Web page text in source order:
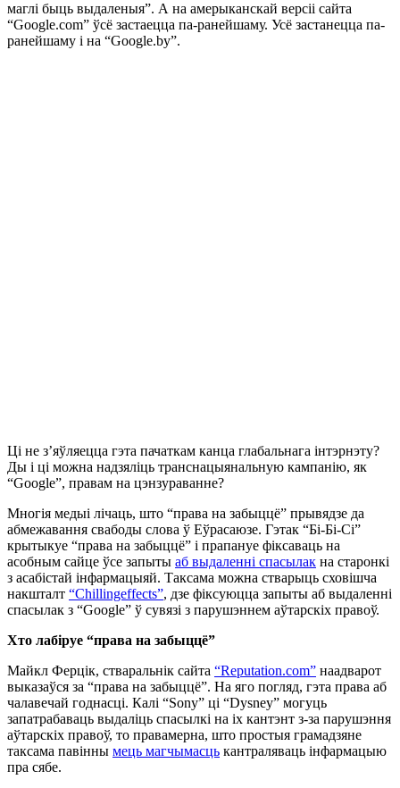
маглі быць выдаленыя”. А на амерыканскай версіі сайта
“Google.com” ўсё застаецца па-ранейшаму. Усё застанецца па-
ранейшаму і на “Google.by”.
Ці не з’яўляецца гэта пачаткам канца глабальнага інтэрнэту?
Ды і ці можна надзяліць транснацыянальную кампанію, як
“Google”, правам на цэнзураванне?
Многія медыі лічаць, што “права на забыццё” прывядзе да
абмежавання свабоды слова ў Еўрасаюзе. Гэтак “Бі-Бі-Сі”
крытыкуе “права на забыццё” і прапануе фіксаваць на
асобным сайце ўсе запыты аб выдаленні спасылак на старонкі
з асабістай інфармацыяй. Таксама можна стварыць сховішча
накшталт “Chillingeffects”, дзе фіксуюцца запыты аб выдаленні
спасылак з “Google” ў сувязі з парушэннем аўтарскіх правоў.
Хто лабіруе “права на забыццё”
Майкл Ферцік, стваральнік сайта “Reputation.com” наадварот
выказаўся за “права на забыццё”. На яго погляд, гэта права аб
чалавечай годнасці. Калі “Sony” ці “Dysney” могуць
запатрабаваць выдаліць спасылкі на іх кантэнт з-за парушэння
аўтарскіх правоў, то правамерна, што простыя грамадзяне
таксама павінны мець магчымасць кантраляваць інфармацыю
пра сябе.